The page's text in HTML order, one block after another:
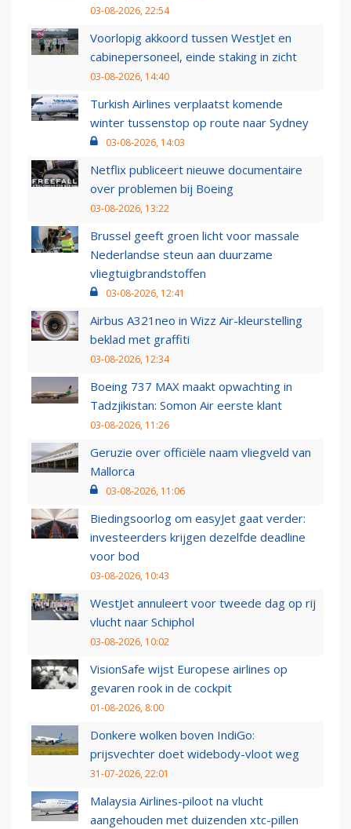
03-08-2026, 22:54
Voorlopig akkoord tussen WestJet en
cabinepersoneel, einde staking in zicht
03-08-2026, 14:40
Turkish Airlines verplaatst komende
winter tussenstop op route naar Sydney
03-08-2026, 14:03
Netflix publiceert nieuwe documentaire
over problemen bij Boeing
03-08-2026, 13:22
Brussel geeft groen licht voor massale
Nederlandse steun aan duurzame
vliegtuigbrandstoffen
03-08-2026, 12:41
Airbus A321neo in Wizz Air-kleurstelling
beklad met graffiti
03-08-2026, 12:34
Boeing 737 MAX maakt opwachting in
Tadzjikistan: Somon Air eerste klant
03-08-2026, 11:26
Geruzie over officiële naam vliegveld van
Mallorca
03-08-2026, 11:06
Biedingsoorlog om easyJet gaat verder:
investeerders krijgen dezelfde deadline
voor bod
03-08-2026, 10:43
WestJet annuleert voor tweede dag op rij
vlucht naar Schiphol
03-08-2026, 10:02
VisionSafe wijst Europese airlines op
gevaren rook in de cockpit
01-08-2026, 8:00
Donkere wolken boven IndiGo:
prijsvechter doet widebody-vloot weg
31-07-2026, 22:01
Malaysia Airlines-piloot na vlucht
aangehouden met duizenden xtc-pillen